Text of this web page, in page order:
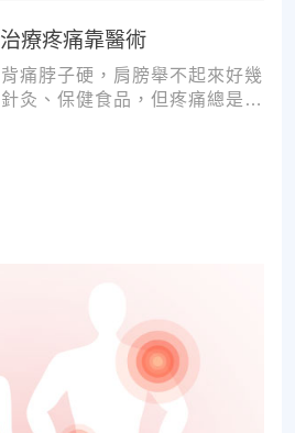
療疼痛靠醫術
痛脖子硬，肩膀舉不起來好幾
灸、保健食品，但疼痛總是時